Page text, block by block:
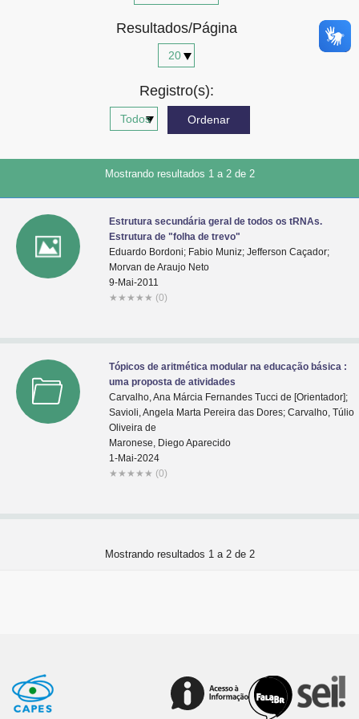
Resultados/Página
Registro(s):
Mostrando resultados 1 a 2 de 2
Estrutura secundária geral de todos os tRNAs.
Estrutura de "folha de trevo"
Eduardo Bordoni; Fabio Muniz; Jefferson Caçador;
Morvan de Araujo Neto
9-Mai-2011
★ ★ ★ ★ ★ (0)
Tópicos de aritmética modular na educação básica :
uma proposta de atividades
Carvalho, Ana Márcia Fernandes Tucci de [Orientador];
Savioli, Angela Marta Pereira das Dores; Carvalho, Túlio
Oliveira de
Maronese, Diego Aparecido
1-Mai-2024
★ ★ ★ ★ ★ (0)
Mostrando resultados 1 a 2 de 2